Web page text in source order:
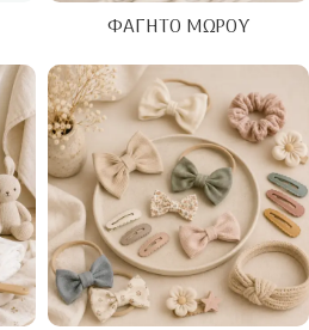
ΦΑΓΗΤΌ ΜΩΡΟΎ